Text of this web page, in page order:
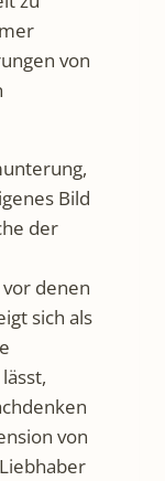
von
Bild
der
denen
sich als
von